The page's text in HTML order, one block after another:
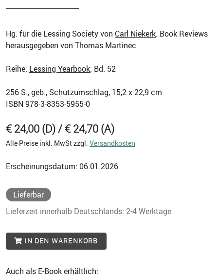
Hg. für die Lessing Society von Carl Niekerk. Book Reviews
herausgegeben von Thomas Martinec
Reihe: Lessing Yearbook; Bd. 52
256 S., geb., Schutzumschlag, 15,2 x 22,9 cm
ISBN 978-3-8353-5955-0
€ 24,00 (D) / € 24,70 (A)
Alle Preise inkl. MwSt zzgl. Versandkosten
Erscheinungsdatum: 06.01.2026
Lieferbar
Lieferzeit innerhalb Deutschlands: 2-4 Werktage
IN DEN WARENKORB
Auch als E-Book erhältlich: